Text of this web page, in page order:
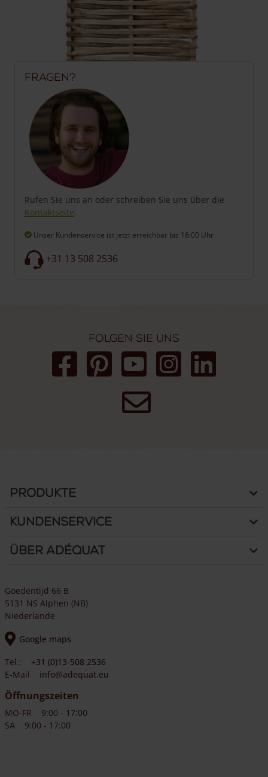
Fragen?
Rufen Sie uns an oder schreiben Sie uns über die
Kontaktseite.
Unser Kundenservice ist jetzt erreichbar bis 18:00 Uhr
+31 13 508 2536
Folgen Sie uns
Produkte
Kundenservice
Über Adéquat
Goedentijd 66 B
5131 NS Alphen (NB)
Niederlande
Google maps
Tel.:
+31 (0)13-508 2536
E-Mail
info@adequat.eu
Öffnungszeiten
MO-FR
9:00 - 17:00
SA
9:00 - 17:00